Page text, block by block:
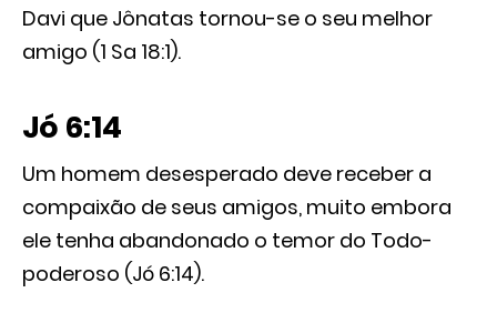
Davi que Jônatas tornou-se o seu melhor
amigo (1 Sa 18:1).
Jó 6:14
Um homem desesperado deve receber a
compaixão de seus amigos, muito embora
ele tenha abandonado o temor do Todo-
poderoso (Jó 6:14).